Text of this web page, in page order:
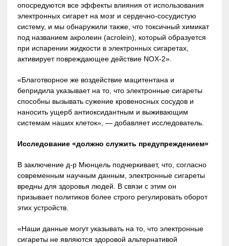
опосредуются все эффекты влияния от использования
электронных сигарет на мозг и сердечно-сосудистую
систему, и мы обнаружили также, что токсичный химикат
под названием акролеин (acrolein), который образуется
при испарении жидкости в электронных сигаретах,
активирует повреждающее действие NOX-2».
«Благотворное же воздействие мацитентана и
бепридила указывает на то, что электронные сигареты
способны вызывать сужение кровеносных сосудов и
наносить ущерб антиоксидантным и выживающим
системам наших клеток», — добавляет исследователь.
Исследование «должно служить предупреждением»
В заключение д-р Мюнцель подчеркивает, что, согласно
современным научным данным, электронные сигареты
вредны для здоровья людей. В связи с этим он
призывает политиков более строго регулировать оборот
этих устройств.
«Наши данные могут указывать на то, что электронные
сигареты не являются здоровой альтернативой